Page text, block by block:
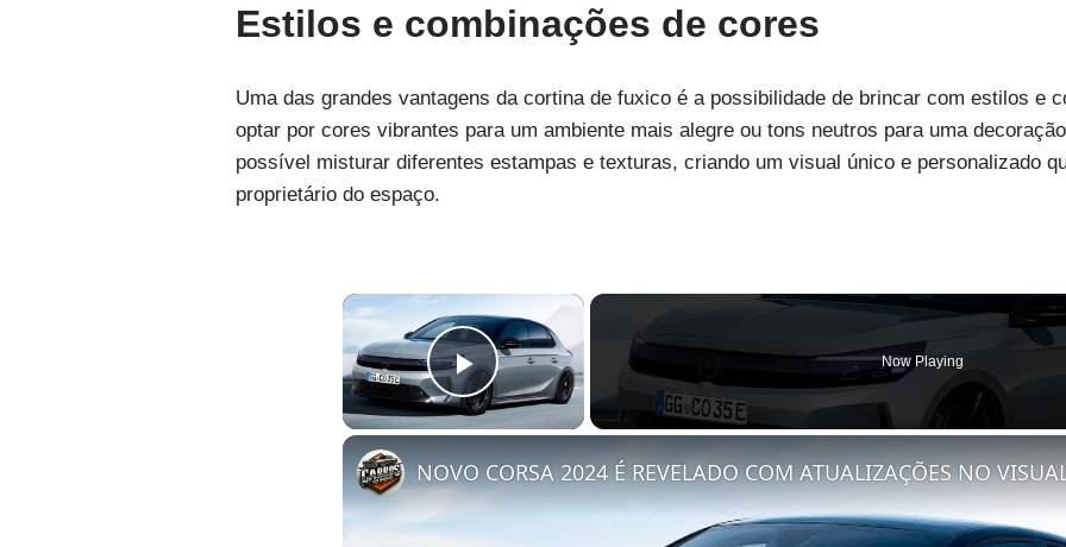
Estilos e combinações de cores
Uma das grandes vantagens da cortina de fuxico é a possibilidade de brincar com estilos e
optar por cores vibrantes para um ambiente mais alegre ou tons neutros para uma
possível misturar diferentes estampas e texturas, criando um visual único e personalizado
proprietário do espaço.
×
Play Video
Now Playing
NOVO CORSA 2024 É REVELADO COM ATUALIZAÇÕES NO